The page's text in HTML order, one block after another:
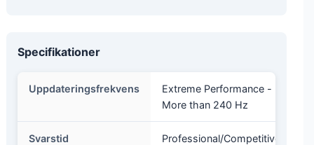
Specifikationer
Uppdateringsfrekvens
Extreme Performance -
More than 240 Hz
Svarstid
Professional/Competitive